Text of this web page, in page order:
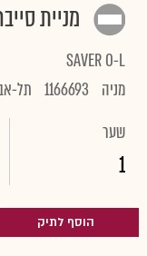
מניית
SAVER O-L
מניה
1166693 תל-
שער
1
הוסף לתיק